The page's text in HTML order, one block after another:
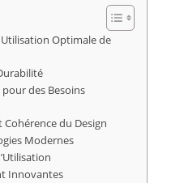
Optimale de
des Besoins
du Design
Modernes
Innovantes